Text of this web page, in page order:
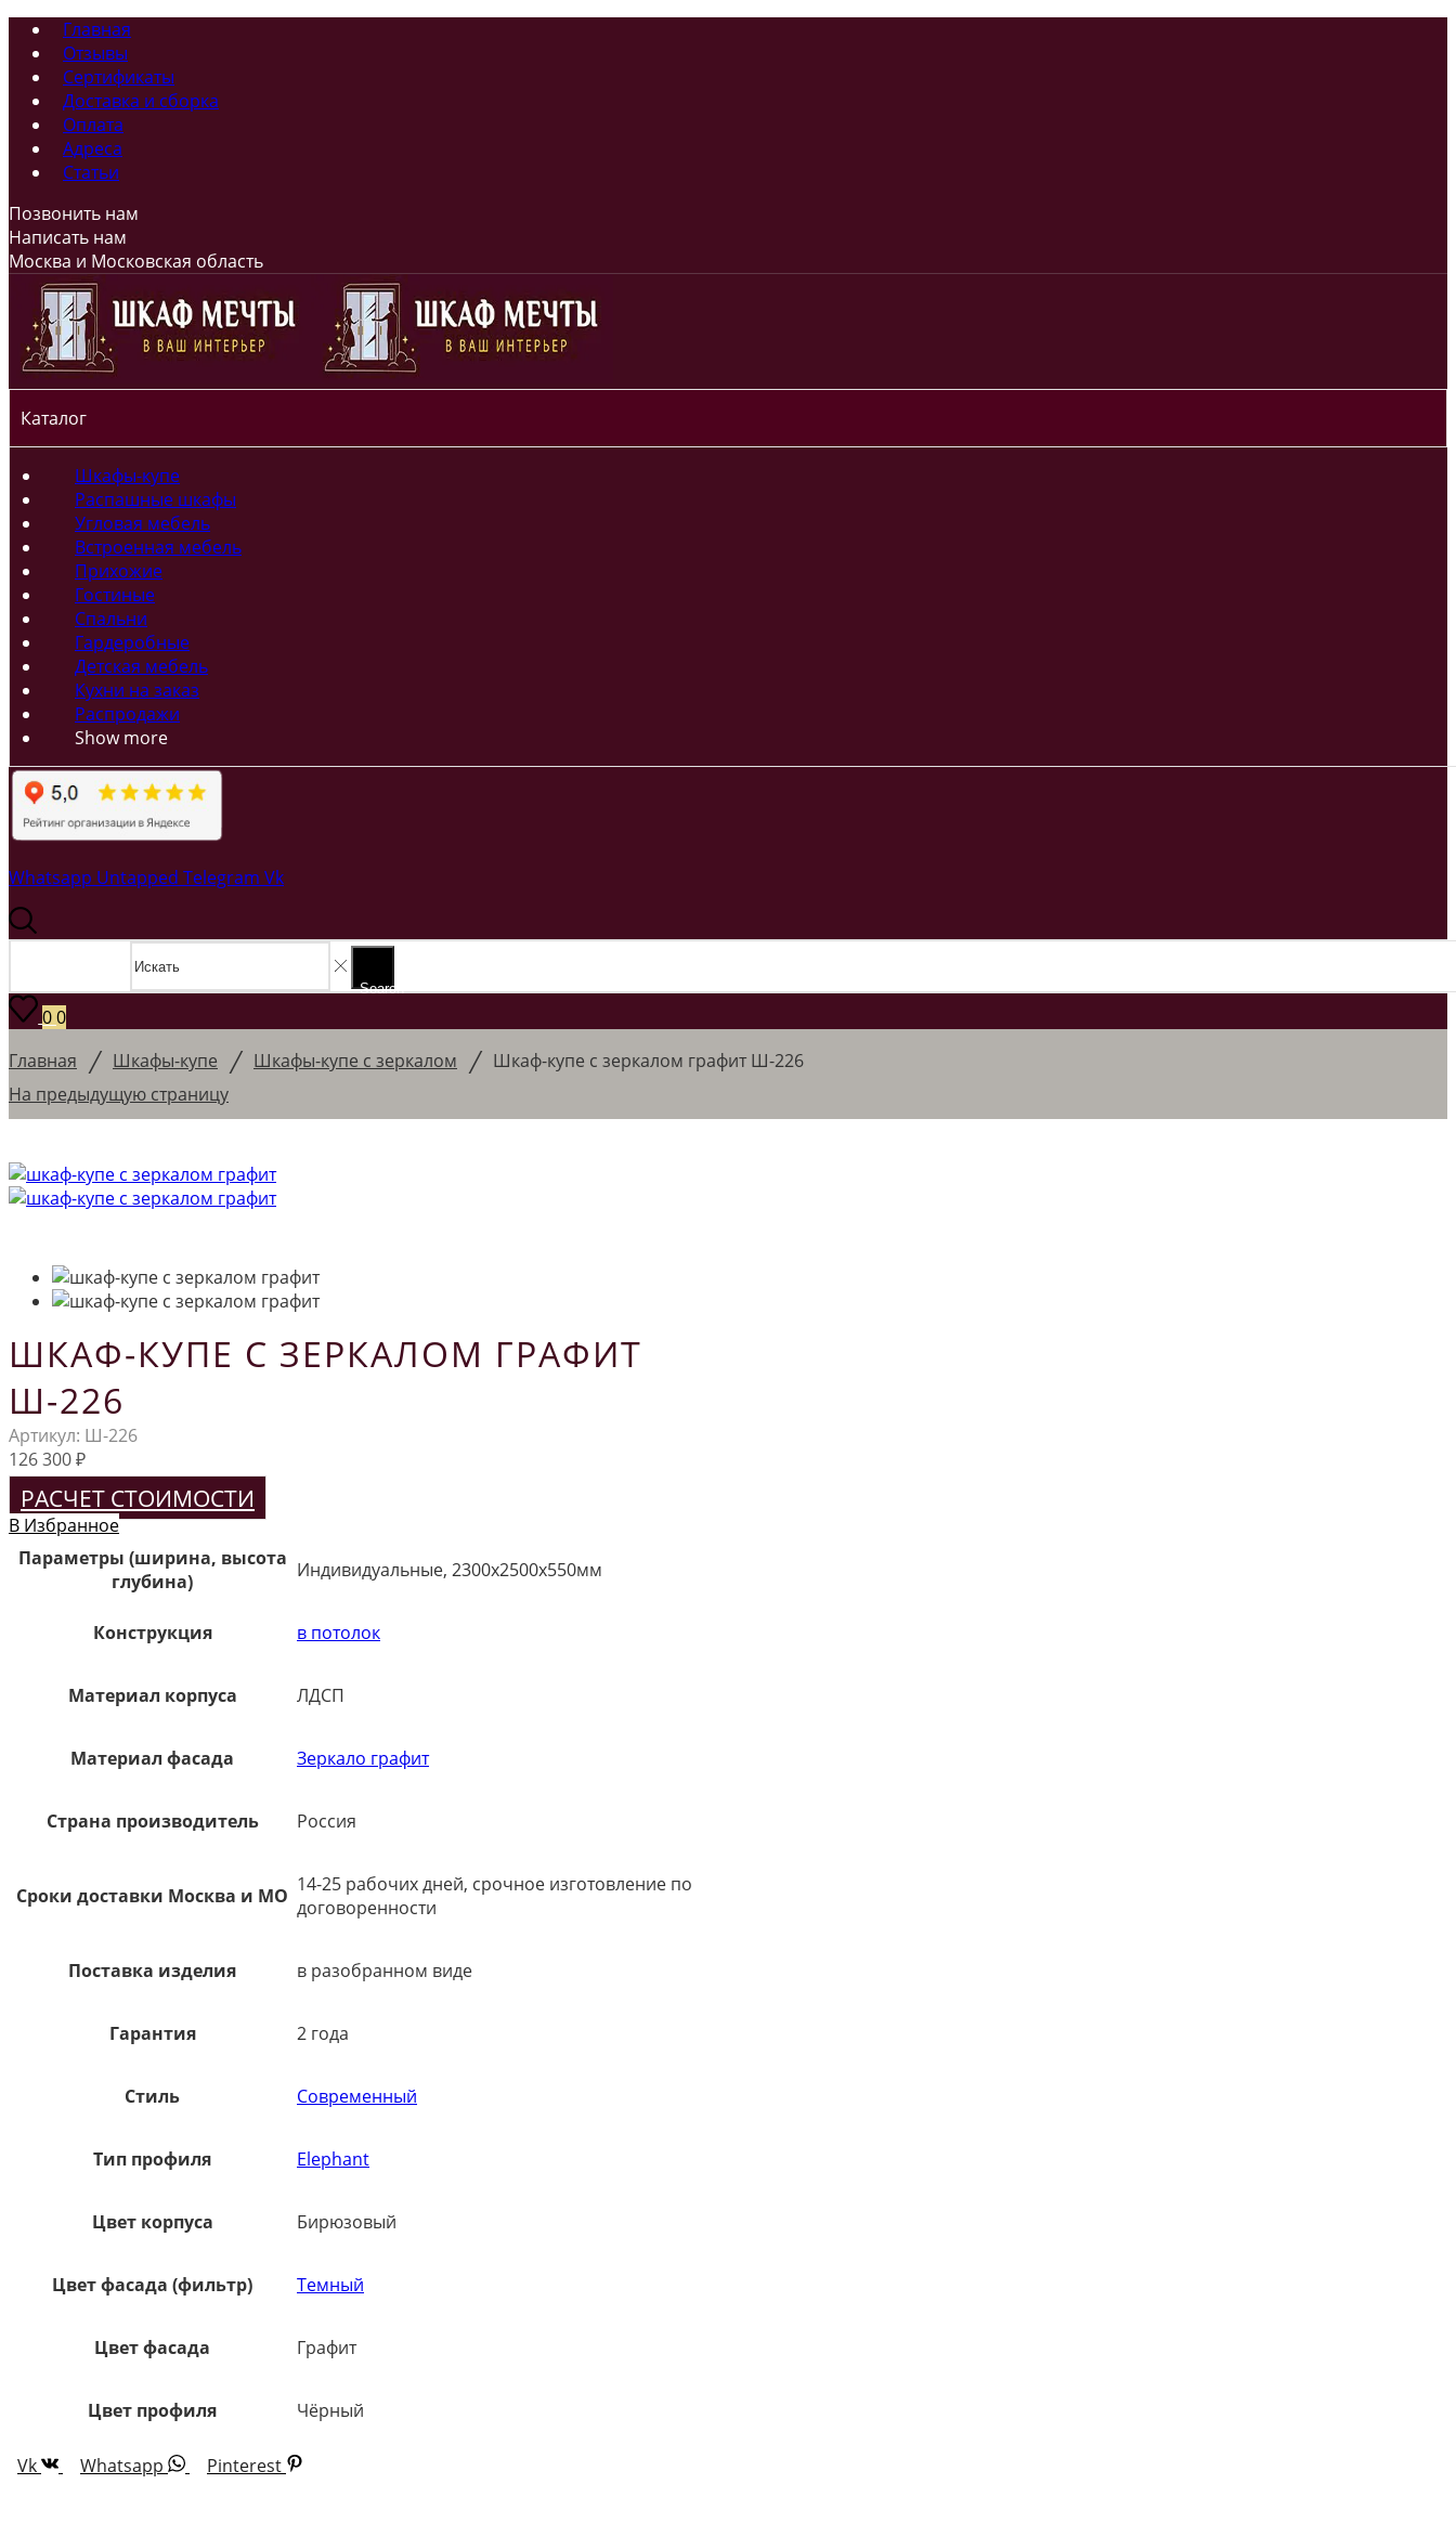
Главная
Отзывы
Сертификаты
Доставка и сборка
Оплата
Адреса
Статьи
Позвонить нам
Написать нам
Москва и Московская область
Каталог
Шкафы-купе
Распашные шкафы
Угловая мебель
Встроенная мебель
Прихожие
Гостиные
Спальни
Гардеробные
Детская мебель
Кухни на заказ
Распродажи
Show more
Whatsapp Untapped Telegram Vk
Search
00
Главная / Шкафы-купе / Шкафы-купе с зеркалом / Шкаф-купе с зеркалом графит Ш-226
На предыдущую страницу
ШКАФ-КУПЕ С ЗЕРКАЛОМ ГРАФИТ
Ш-226
Артикул: Ш-226
126 300₽
РАСЧЕТ СТОИМОСТИ
В Избранное
Параметры (ширина, высота
глубина)
Индивидуальные, 2300х2500х550мм
Конструкция в потолок
Материал корпуса ЛДСП
Материал фасада Зеркало графит
Страна производитель Россия
Сроки доставки Москва и МО 14-25 рабочих дней, срочное изготовление по
договоренности
Поставка изделия в разобранном виде
Гарантия 2 года
Стиль Современный
Тип профиля Elephant
Цвет корпуса Бирюзовый
Цвет фасада (фильтр) Темный
Цвет фасада Графит
Цвет профиля Чёрный
Vk Whatsapp Pinterest